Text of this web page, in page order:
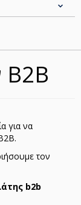
Β2Β
για να
τον
b2b